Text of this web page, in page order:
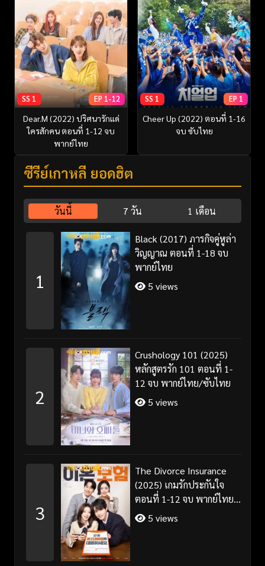
SS 1 EP 1-12
Dear.M (2022) ปริศนารักแด่
ใครสักคน ตอนที่ 1-12 จบ
พากย์ไทย
SS 1 EP 1
Cheer Up (2022) ตอนที่ 1-16
จบ ซับไทย
ซีรี่ย์เกาหลี ยอดฮิต
วันนี้ 7 วัน 1 เดือน
1
Black (2017) ภารกิจคู่หูล่า
วิญญาณ ตอนที่ 1-18 จบ
พากย์ไทย
5 views
2
Crushology 101 (2025)
หลักสูตรรัก 101 ตอนที่ 1-
12 จบ พากย์ไทย/ซับไทย
5 views
3
The Divorce Insurance
(2025) เกมรักประกันใจ
ตอนที่ 1-12 จบ พากย์ไทย
ซับไทย
5 views